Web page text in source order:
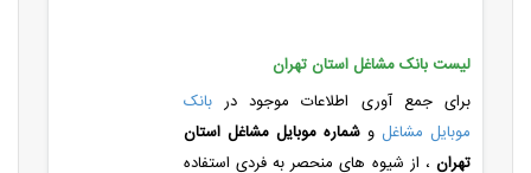
لیست بانک مشاغل استان تهران
برای جمع آوری اطلاعات موجود دربانک
موبایل مشاغل وشماره موبایل مشاغل استان
تهران ، از شیوه های منحصر به فردی استفاده